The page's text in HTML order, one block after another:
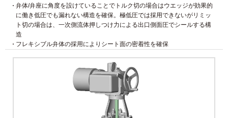
弁体/弁座に角度を設けていることでトルク切の場合はウエッジが効果的
に働き低圧でも漏れない構造を確保。極低圧では採用できないがリミッ
ト切の場合は、一次側流体押しつけ力による出口側面圧でシールする構
造
フレキシブル弁体の採用によりシート面の密着性を確保